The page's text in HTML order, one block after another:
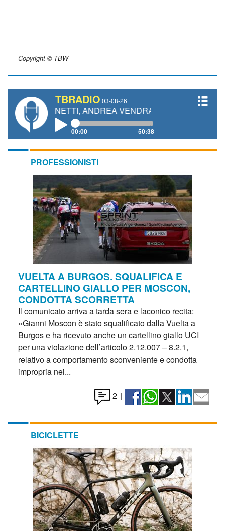
Copyright © TBW
TBRADIO 03-08-26
GIANETTI, ANDREA VENDRAME, FILIPPO FIORELLI
00:00 50:38
PROFESSIONISTI
VUELTA A BURGOS. SQUALIFICA E
CARTELLINO GIALLO PER MOSCON,
CONDOTTA SCORRETTA
Il comunicato arriva a tarda sera e laconico recita:
«Gianni Moscon è stato squalificato dalla Vuelta a
Burgos e ha ricevuto anche un cartellino giallo UCI
per una violazione dell’articolo 2.12.007 – 8.2.1,
relativo a comportamento sconveniente e condotta
impropria nei...
2 |
BICICLETTE